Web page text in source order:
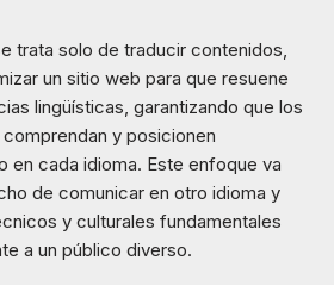
trata solo de traducir contenidos,
un sitio web para que resuene
lingüísticas, garantizando que los
y posicionen
en cada idioma. Este enfoque va
de comunicar en otro idioma y
y culturales fundamentales
a un público diverso.